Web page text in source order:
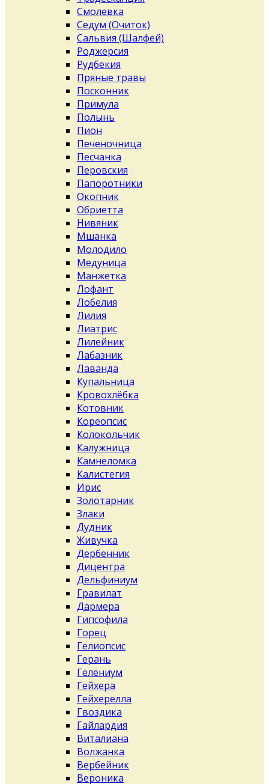
Смолевка
Седум (Очиток)
Сальвия (Шалфей)
Роджерсия
Рудбекия
Пряные травы
Посконник
Примула
Полынь
Пион
Печеночница
Песчанка
Перовския
Папоротники
Окопник
Обриетта
Нивяник
Мшанка
Молодило
Медуница
Манжетка
Лофант
Лобелия
Лилия
Лиатрис
Лилейник
Лабазник
Лаванда
Купальница
Кровохлёбка
Котовник
Кореопсис
Колокольчик
Калужница
Камнеломка
Калистегия
Ирис
Золотарник
Злаки
Дудник
Живучка
Дербенник
Дицентра
Дельфиниум
Гравилат
Дармера
Гипсофила
Горец
Гелиопсис
Герань
Гелениум
Гейхера
Гейхерелла
Гвоздика
Гайлардия
Виталиана
Волжанка
Вербейник
Вероника